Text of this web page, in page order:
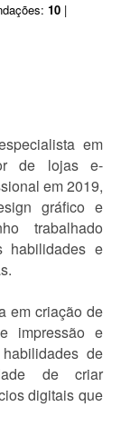
10 |
em
de lojas e-
em 2019,
gráfico e
trabalhado
habilidades e
em criação de
impressão e
de
de criar
digitais que